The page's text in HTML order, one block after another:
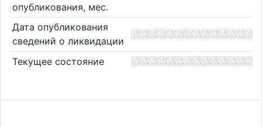
опубликования, мес.
Дата опубликования
сведений о ликвидации
Текущее состояние